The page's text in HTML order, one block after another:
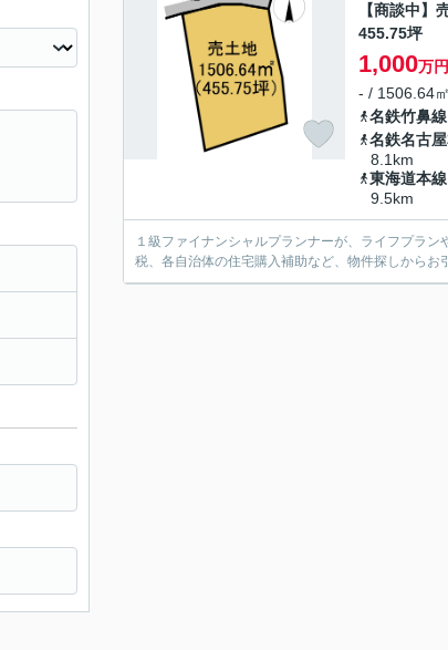
【商談中
455.75坪
1,000万円
- / 1506.64
名鉄竹鼻線
名鉄名古
8.1km
東海道本線
9.5km
１級ファイナンシャルプランナーが、ライフプラ
税、各自治体の住宅購入補助など、物件探しからお